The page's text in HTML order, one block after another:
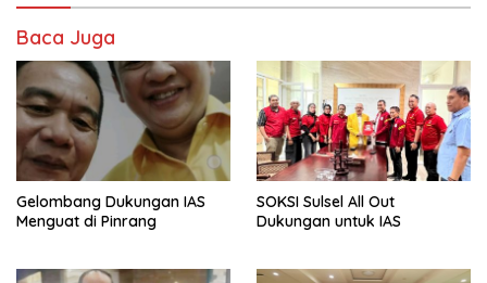
Baca Juga
Gelombang Dukungan IAS
Menguat di Pinrang
SOKSI Sulsel All Out
Dukungan untuk IAS